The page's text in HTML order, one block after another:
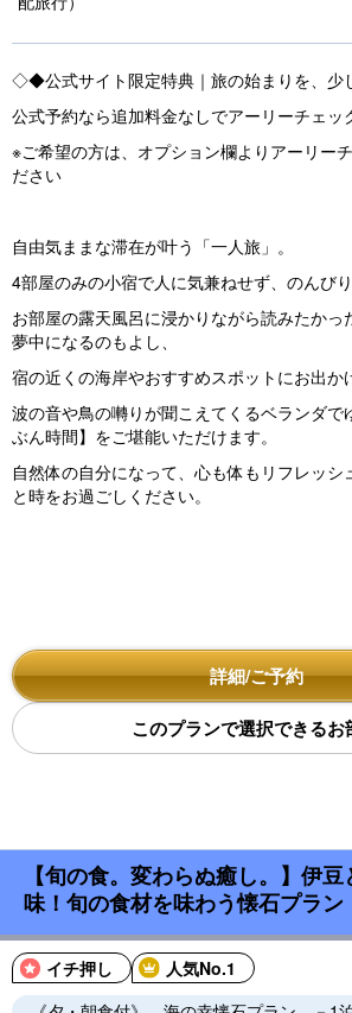
◇◆公式サイト限定特典｜旅の始まりを、
公式予約なら追加料金なしでアーリーチェッ
※ご希望の方は、オプション欄よりアーリー
ださい
自由気ままな滞在が叶う「一人旅」。
4部屋のみの小宿で人に気兼ねせず、のんびり
お部屋の露天風呂に浸かりながら読みたかっ
夢中になるのもよし、
宿の近くの海岸やおすすめスポットにお出か
波の音や鳥の囀りが聞こえてくるベランダで
ぶん時間】をご堪能いただけます。
自然体の自分になって、心も体もリフレッシ
と時をお過ごしください。
詳細/ご予約
このプランで選択できるお
【旬の食。変わらぬ癒し。】伊
味！旬の食材を味わう懐石プラ
イチ押し
人気No.1